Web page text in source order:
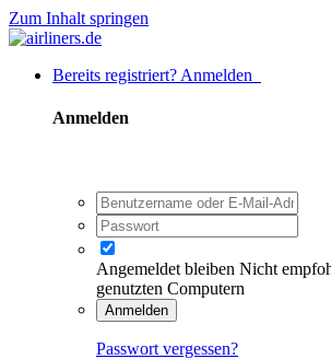
Zum Inhalt springen
Bereits registriert? Anmelden
Anmelden
Angemeldet bleiben Nicht
genutzten Computern
Anmelden
Passwort vergessen?